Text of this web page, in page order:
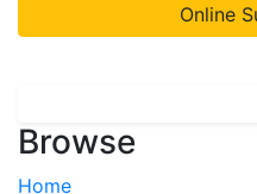
Online
Browse
Home